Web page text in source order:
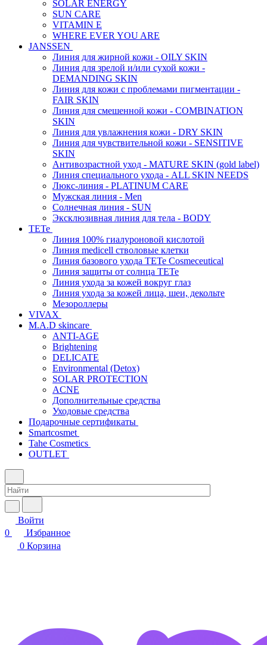
SOLAR ENERGY
SUN CARE
VITAMIN E
WHERE EVER YOU ARE
JANSSEN
Линия для жирной кожи - OILY SKIN
Линия для зрелой и/или сухой кожи -
DEMANDING SKIN
Линия для кожи с проблемами пигментации -
FAIR SKIN
Линия для смешенной кожи - COMBINATION
SKIN
Линия для увлажнения кожи - DRY SKIN
Линия для чувствительной кожи - SENSITIVE
SKIN
Антивозрастной уход - MATURE SKIN (gold label)
Линия специального ухода - ALL SKIN NEEDS
Люкс-линия - PLATINUM CARE
Мужская линия - Men
Солнечная линия - SUN
Эксклюзивная линия для тела - BODY
TETe
Линия 100% гиалуроновой кислотой
Линия medicell стволовые клетки
Линия базового ухода TETe Cosmeceutical
Линия защиты от солнца TETe
Линия ухода за кожей вокруг глаз
Линия ухода за кожей лица, шеи, декольте
Мезороллеры
VIVAX
M.A.D skincare
ANTI-AGE
Brightening
DELICATE
Environmental (Detox)
SOLAR PROTECTION
АCNE
Дополнительные средства
Уходовые средства
Подарочные сертификаты
Smartcosmet
Tahe Cosmetics
OUTLET
Войти
0
Избранное
0 Корзина